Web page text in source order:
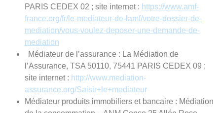
PARIS CEDEX 02 ; site internet : https://www.amf-
france.org/fr/ le-mediateur-de-lamf/votre-dossier-de-
mediation/vous-voulez-deposer-une-demande-de-
mediation
Médiateur de l’assurance : La Médiation de
l’Assurance, TSA 50110, 75441 PARIS CEDEX 09 ;
site internet : http://www.mediation-
assurance.org/Saisir+le+mediateur
Médiateur produits immobiliers et bancaire : Médiation